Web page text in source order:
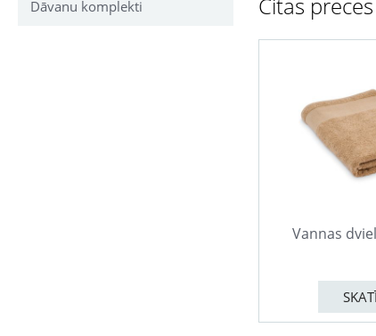
Dāvanu komplekti
Vannas